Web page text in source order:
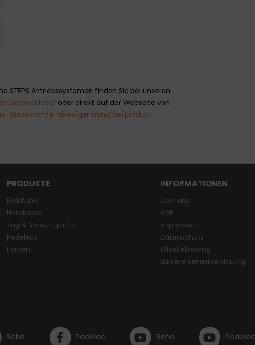
STEPS Antriebssystemen finden Sie bei unseren
pedelecs/ oder direkt auf der Webseite von
steps.com/e-bikes/germany/de/product-
PRODUKTE
Rollstühle
Handbikes
Zug & Vorsatzgeräte
Pedelecs
Farben
INFORMATIONEN
Über uns
AGB
Impressum
Datenschutz
Whistleblowing
Barrierefreiheitserklärung
Reha Pedelec Reha Pedelec